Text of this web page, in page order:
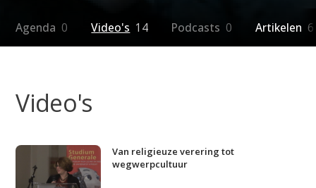
Agenda 0 Video's 14 Podcasts 0 Artikelen 6
Video's
Van religieuze verering tot
wegwerpcultuur